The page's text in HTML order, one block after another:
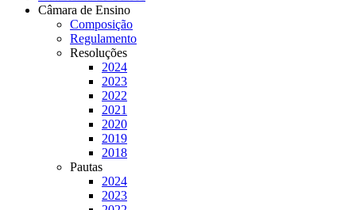
Câmara de Ensino
Composição
Regulamento
Resoluções
2024
2023
2022
2021
2020
2019
2018
Pautas
2024
2023